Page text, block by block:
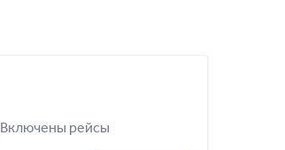
Включены рейсы